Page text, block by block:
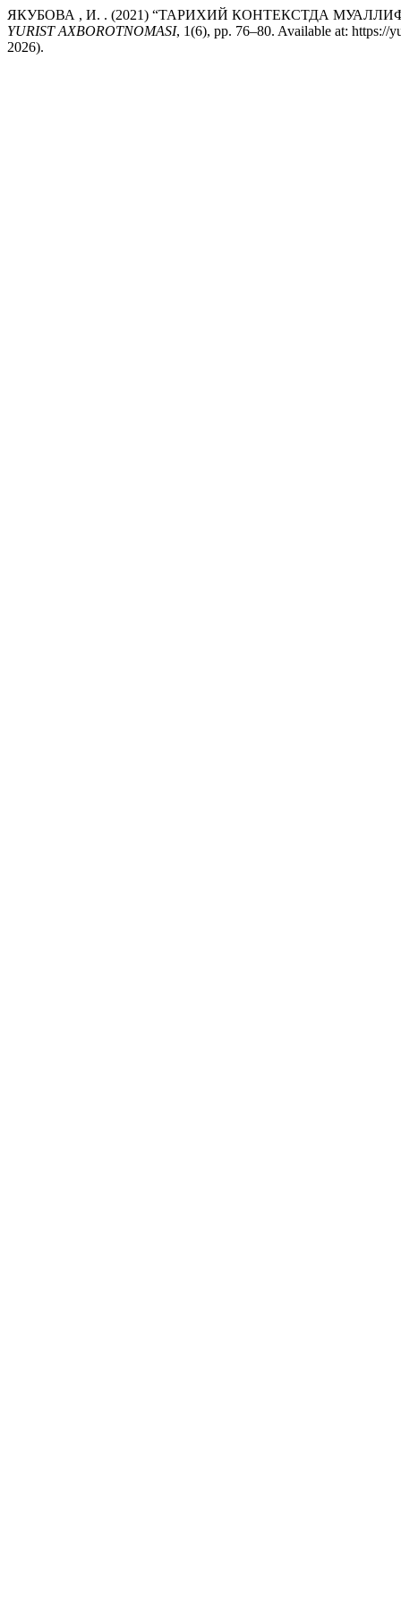
ЯКУБОВА , И. . (2021) “ТАРИХИЙ КОНТЕКСТДА
YURIST AXBOROTNOMASI, 1(6), pp. 76–80. Available at: https://
2026).